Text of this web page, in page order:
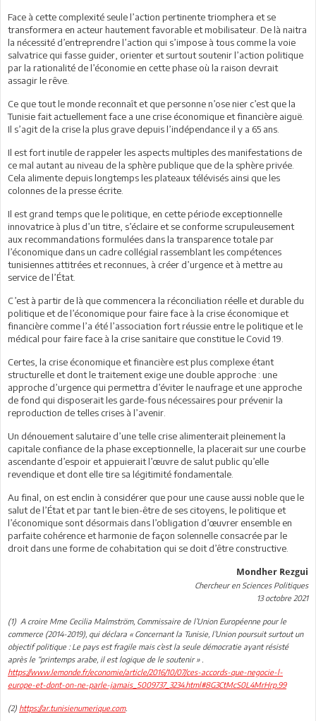
Face à cette complexité seule l’action pertinente triomphera et se
transformera en acteur hautement favorable et mobilisateur. De là naitra
la nécessité d’entreprendre l’action qui s’impose à tous comme la voie
salvatrice qui fasse guider, orienter et surtout soutenir l’action politique
par la rationalité de l’économie en cette phase où la raison devrait
assagir le rêve.
Ce que tout le monde reconnaît et que personne n’ose nier c’est que la
Tunisie fait actuellement face a une crise économique et financière aiguë.
Il s’agit de la crise la plus grave depuis l’indépendance il y a 65 ans.
Il est fort inutile de rappeler les aspects multiples des manifestations de
ce mal autant au niveau de la sphère publique que de la sphère privée.
Cela alimente depuis longtemps les plateaux télévisés ainsi que les
colonnes de la presse écrite.
Il est grand temps que le politique, en cette période exceptionnelle
innovatrice à plus d’un titre, s’éclaire et se conforme scrupuleusement
aux recommandations formulées dans la transparence totale par
l’économique dans un cadre collégial rassemblant les compétences
tunisiennes attitrées et reconnues, à créer d’urgence et à mettre au
service de l’État.
C’est à partir de là que commencera la réconciliation réelle et durable du
politique et de l’économique pour faire face à la crise économique et
financière comme l’a été l’association fort réussie entre le politique et le
médical pour faire face à la crise sanitaire que constitue le Covid 19.
Certes, la crise économique et financière est plus complexe étant
structurelle et dont le traitement exige une double approche : une
approche d’urgence qui permettra d’éviter le naufrage et une approche
de fond qui disposerait les garde-fous nécessaires pour prévenir la
reproduction de telles crises à l’avenir.
Un dénouement salutaire d’une telle crise alimenterait pleinement la
capitale confiance de la phase exceptionnelle, la placerait sur une courbe
ascendante d’espoir et appuierait l’œuvre de salut public qu’elle
revendique et dont elle tire sa légitimité fondamentale.
Au final, on est enclin à considérer que pour une cause aussi noble que le
salut de l’État et par tant le bien-être de ses citoyens, le politique et
l’économique sont désormais dans l’obligation d’œuvrer ensemble en
parfaite cohérence et harmonie de façon solennelle consacrée par le
droit dans une forme de cohabitation qui se doit d’être constructive.
Mondher Rezgui
Chercheur en Sciences Politiques
13 octobre 2021
(1) A croire Mme Cecilia Malmström, Commissaire de l’Union Européenne pour le
commerce (2014-2019), qui déclara « Concernant la Tunisie, l’Union poursuit surtout un
objectif politique : Le pays est fragile mais c’est la seule démocratie ayant résisté
après le “printemps arabe, il est logique de le soutenir » .
https://www.lemonde.fr/economie/article/2016/10/07/ces-accords-que-negocie-l-
europe-et-dont-on-ne-parle-jamais_5009737_3234.html#8G3CtMcS0L4MrHrp.99
(2) https://ar.tunisienumerique.com.